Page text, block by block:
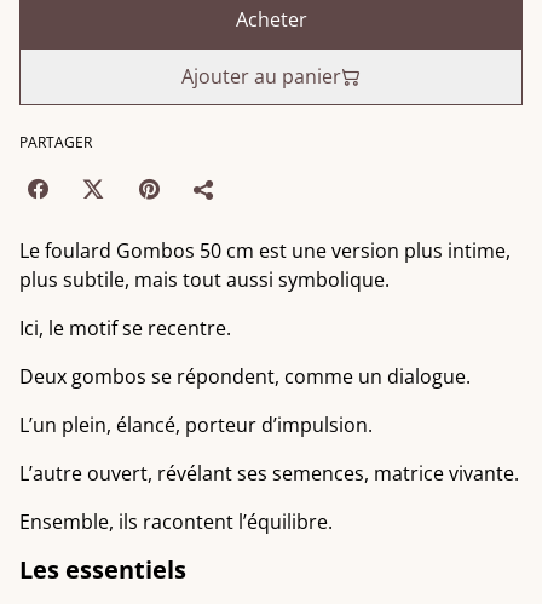
Acheter
Ajouter au panier
PARTAGER
Le foulard Gombos 50 cm est une version plus intime,
plus subtile, mais tout aussi symbolique.
Ici, le motif se recentre.
Deux gombos se répondent, comme un dialogue.
L’un plein, élancé, porteur d’impulsion.
L’autre ouvert, révélant ses semences, matrice vivante.
Ensemble, ils racontent l’équilibre.
Les essentiels